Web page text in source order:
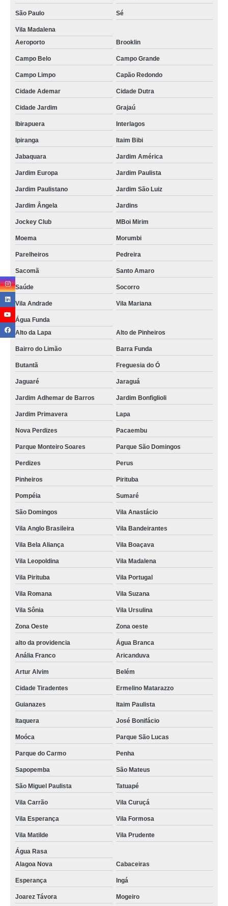
São Paulo Sé
Vila Madalena
Aeroporto
Brooklin
Campo Belo Campo Grande
Campo Limpo Capão Redondo
Cidade Ademar Cidade Dutra
Cidade Jardim Grajaú
Ibirapuera Interlagos
Ipiranga Itaim Bibi
Jabaquara Jardim América
Jardim Europa Jardim Paulista
Jardim Paulistano Jardim São Luiz
Jardim Ângela Jardins
Jockey Club MBoi Mirim
Moema Morumbi
Parelheiros Pedreira
Sacomã Santo Amaro
Saúde Socorro
Vila Andrade Vila Mariana
Água Funda
Alto da Lapa
Alto de Pinheiros
Bairro do Limão Barra Funda
Butantã Freguesia do Ó
Jaguaré Jaraguá
Jardim Adhemar de Barros Jardim Bonfiglioli
Jardim Primavera Lapa
Nova Perdizes Pacaembu
Parque Monteiro Soares Parque São Domingos
Perdizes Perus
Pinheiros Pirituba
Pompéia Sumaré
São Domingos Vila Anastácio
Vila Anglo Brasileira Vila Bandeirantes
Vila Bela Aliança Vila Boaçava
Vila Leopoldina Vila Madalena
Vila Pirituba Vila Portugal
Vila Romana Vila Suzana
Vila Sônia Vila Ursulina
Zona Oeste Zona oeste
alto da providencia
Água Branca
Anália Franco
Aricanduva
Artur Alvim Belém
Cidade Tiradentes Ermelino Matarazzo
Guianazes Itaim Paulista
Itaquera José Bonifácio
Moóca Parque São Lucas
Parque do Carmo Penha
Sapopemba São Mateus
São Miguel Paulista Tatuapé
Vila Carrão Vila Curuçá
Vila Esperança Vila Formosa
Vila Matilde Vila Prudente
Água Rasa
Alagoa Nova
Cabaceiras
Esperança Ingá
Joarez Távora Mogeiro